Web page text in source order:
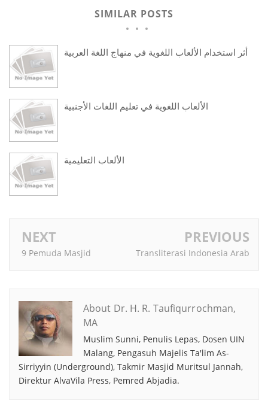
SIMILAR POSTS
أثر استخدام الألعاب اللغوية في منهاج اللغة العربية
الألعاب اللغوية في تعليم اللغات الأجنبية
الألعاب التعليمية
NEXT
9 Pemuda Masjid
PREVIOUS
Transliterasi Indonesia Arab
About Dr. H. R. Taufiqurrochman,
MA
Muslim Sunni, Penulis Lepas, Dosen UIN
Malang, Pengasuh Majelis Ta'lim As-
Sirriyyin (Underground), Takmir Masjid Muritsul Jannah,
Direktur AlvaVila Press, Pemred Abjadia.